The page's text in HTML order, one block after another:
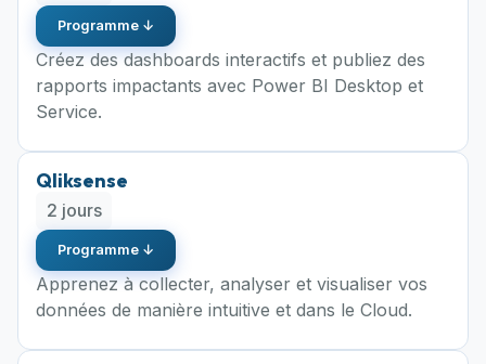
Programme ↓
Créez des dashboards interactifs et publiez des
rapports impactants avec Power BI Desktop et
Service.
Qliksense
2 jours
Programme ↓
Apprenez à collecter, analyser et visualiser vos
données de manière intuitive et dans le Cloud.